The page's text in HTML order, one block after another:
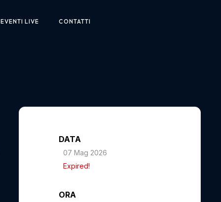
EVENTI LIVE CONTATTI
DATA
07 Mag 2026
Expired!
ORA